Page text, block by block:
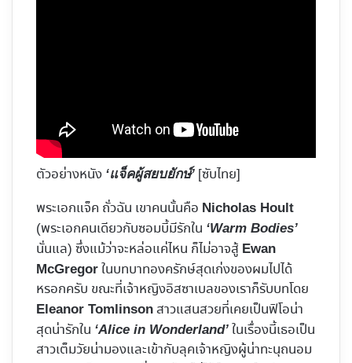
ตัวอย่างหนัง ‘แจ็คผู้สยบยักษ์’ [ซับไทย]
พระเอกแจ็ค ถั่วฉัน เขาคนนั้นคือ Nicholas Hoult
(พระเอกคนเดียวกับซอมบี้มีรักใน ‘Warm Bodies’
นั่นแล) ซึ่งแม้ว่าจะหล่อแค่ไหน ก็ไม่อาจสู้ Ewan
McGregor ในบทบาทองครักษ์สุดเก่งของผมไปได้
หรอกครับ ขณะที่เจ้าหญิงอิสซาเบลของเราก็รับบทโดย
Eleanor Tomlinson สาวแสนสวยที่เคยเป็นฟิโอน่า
สุดน่ารักใน ‘Alice in Wonderland’ ในเรื่องนี้เธอเป็น
สาวเต็มวัยน่ามองและเข้ากับลุคเจ้าหญิงผู้น่าทะนุถนอม